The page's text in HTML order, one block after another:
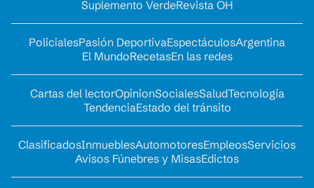
Suplemento VerdeRevista OH
PolicialesPasión DeportivaEspectáculosArgentina
El MundoRecetasEn las redes
Cartas del lectorOpinionSocialesSaludTecnología
TendenciaEstado del tránsito
ClasificadosInmueblesAutomotoresEmpleosServicios
Avisos Fúnebres y MisasEdictos